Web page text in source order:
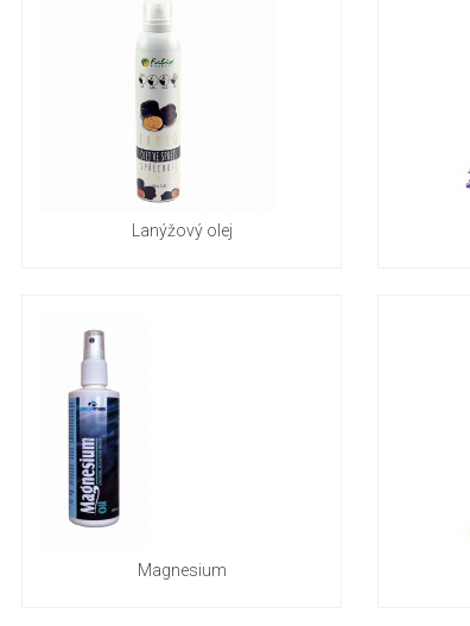
Lanýžový olej
Magnesium